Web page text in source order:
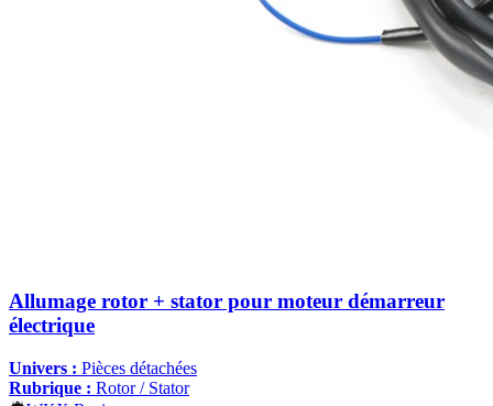
Allumage rotor + stator pour moteur démarreur
électrique
Univers : Pièces détachées
Rubrique : Rotor / Stator